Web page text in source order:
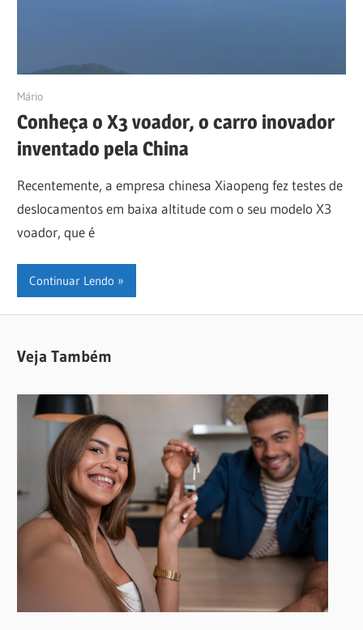
01/11/2022
Mário
Conheça o X3 voador, o carro inovador
inventado pela China
Recentemente, a empresa chinesa Xiaopeng fez testes de
deslocamentos em baixa altitude com o seu modelo X3
voador, que é
Continuar Lendo
Veja Também